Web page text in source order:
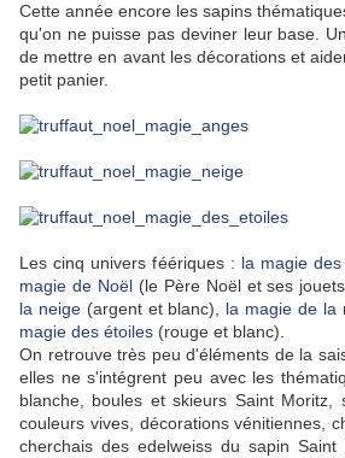
Cette année encore les sapins
qu'on ne puisse pas deviner leur base.
de mettre en avant les décorations et
petit panier.
Les cinq univers féériques : la magie
magie de Noël(le Père Noël et ses
la neige(argent et blanc), la magie de la
magie des étoiles (rouge et blanc).
On retrouve très peu d'éléments de la
elles ne s'intégrent peu avec les
blanche, boules et skieurs Saint Moritz,
couleurs vives, décorations vénitiennes,
cherchais des edelweiss du sapin Saint